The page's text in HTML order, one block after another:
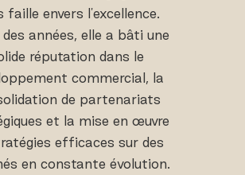
faille envers l'excellence.
années, elle a bâti une
réputation dans le
commercial, la
de partenariats
et la mise en œuvre
efficaces sur des
en constante évolution.